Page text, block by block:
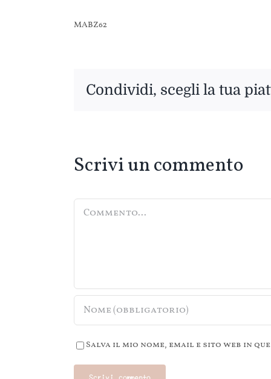
MABZ62
Condividi, scegli la tua
Scrivi un commento
Salva il mio nome, email e sito web in